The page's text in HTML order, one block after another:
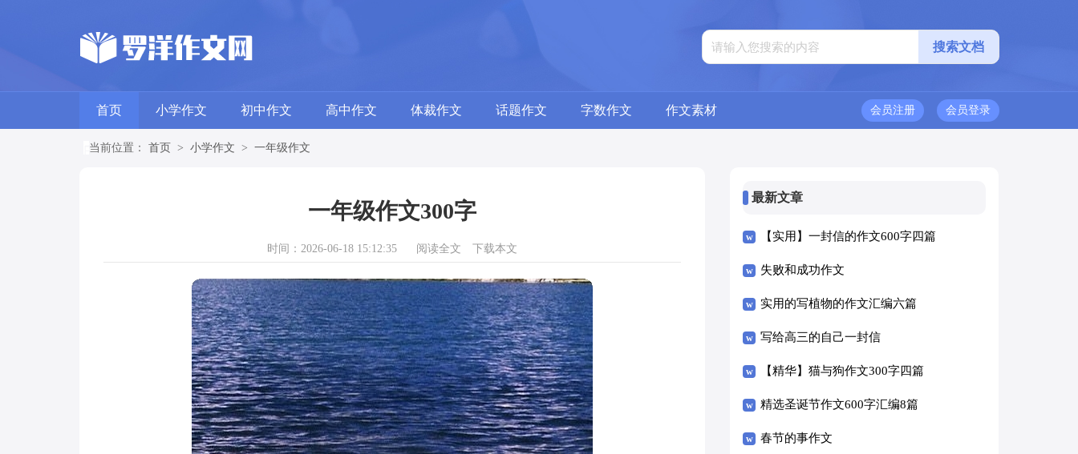
首页 小学作文 初中作文 高中作文 体裁作文 话题作文 字数作文 作文素材 会员登录
会员注册
当前位置： 首页 > 小学作文 > 一年级作文
一年级作文300字
时间：2026-06-18 15:12:35 阅读全文 下载本文
最新文章
【实用】一封信的作文600字四篇
失败和成功作文
实用的写植物的作文汇编六篇
写给高三的自己一封信
【精华】猫与狗作文300字四篇
精选圣诞节作文600字汇编8篇
春节的事作文